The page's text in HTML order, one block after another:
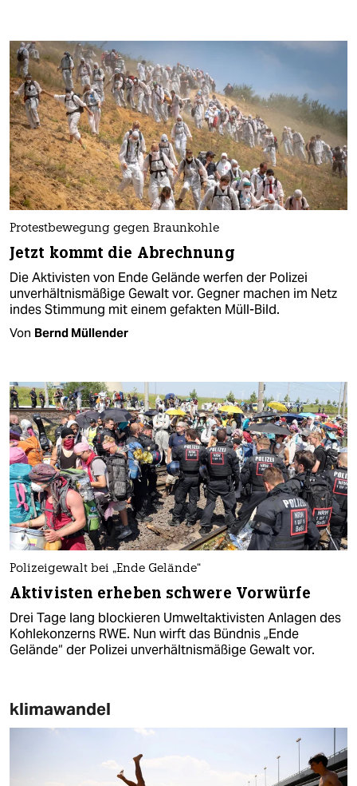
Protestbewegung gegen Braunkohle
Jetzt kommt die Abrechnung
Die Aktivisten von Ende Gelände werfen der Polizei
unverhältnismäßige Gewalt vor. Gegner machen im Netz
indes Stimmung mit einem gefakten Müll-Bild.
Von Bernd Müllender
Polizeigewalt bei „Ende Gelände“
Aktivisten erheben schwere Vorwürfe
Drei Tage lang blockieren Umweltaktivisten Anlagen des
Kohlekonzerns RWE. Nun wirft das Bündnis „Ende
Gelände“ der Polizei unverhältnismäßige Gewalt vor.
klimawandel